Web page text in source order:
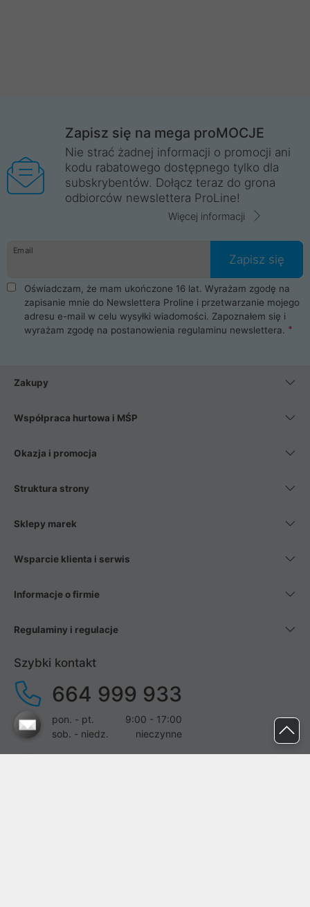
Zapisz się na mega proMOCJE
Nie strać żadnej informacji o promocji ani
kodu rabatowego dostępnego tylko dla
subskrybentów. Dołącz teraz do grona
odbiorców newslettera ProLine!
Więcej informacji
Email
Zapisz się
Oświadczam, że mam ukończone 16 lat. Wyrażam zgodę na
zapisanie mnie do Newslettera Proline i przetwarzanie mojego
adresu e-mail w celu wysyłki wiadomości. Zapoznałem się i
wyrażam zgodę na postanowienia regulaminu newslettera.
Zakupy
Współpraca hurtowa i MŚP
Okazja i promocja
Struktura strony
Sklepy marek
Wsparcie klienta i serwis
Informacje o firmie
Regulaminy i regulacje
Szybki kontakt
664 999 933
pon. - pt.
9:00 - 17:00
sob. - niedz.
nieczynne